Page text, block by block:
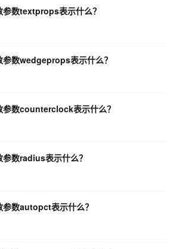
数textprops表示什么？
数wedgeprops表示什么？
数counterclock表示什么？
数radius表示什么？
数autopct表示什么？